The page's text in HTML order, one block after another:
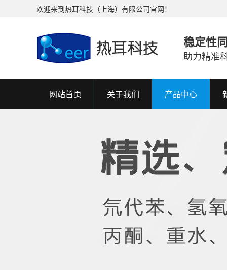
欢迎来到热耳科技（上海）有限公司官网！
稳定性
助力精准
网站首页 关于我们 产品中心